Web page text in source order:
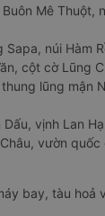
Mê Thuột,
núi Hàm
cột cờ Lũng
lũng mận
vịnh Lan
vườn
bay, tàu